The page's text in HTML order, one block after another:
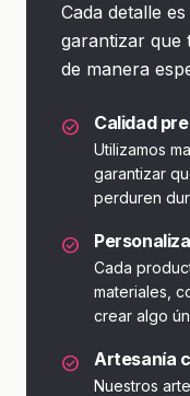
Cada detalle
garantizar que
de manera
check_circle Calidad
Utilizamos
garantizar
perduren
check_circle
Cada
materiales,
crear algo
check_circle Artesanía
Nuestros